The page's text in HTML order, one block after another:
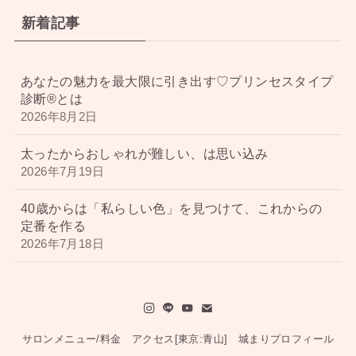
新着記事
あなたの魅力を最大限に引き出す♡プリンセスタイプ
診断®︎とは
2026年8月2日
太ったからおしゃれが難しい、は思い込み
2026年7月19日
40歳からは「私らしい色」を見つけて、これからの
定番を作る
2026年7月18日
サロンメニュー/料金 アクセス[東京:青山]
城まりプロフィール